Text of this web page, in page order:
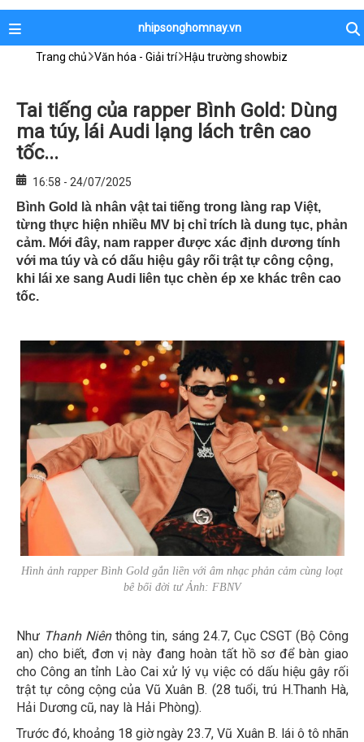
nhipsonghomnay.vn
Trang chủ Văn hóa - Giải trí Hậu trường showbiz
Tai tiếng của rapper Bình Gold: Dùng
ma túy, lái Audi lạng lách trên cao
tốc...
16:58 - 24/07/2025
Bình Gold là nhân vật tai tiếng trong làng rap Việt,
từng thực hiện nhiều MV bị chỉ trích là dung tục, phản
cảm. Mới đây, nam rapper được xác định dương tính
với ma túy và có dấu hiệu gây rối trật tự công cộng,
khi lái xe sang Audi liên tục chèn ép xe khác trên cao
tốc.
Hình ảnh rapper Bình Gold gắn liền với âm nhạc phản cảm cùng loạt
bê bối đời tư Ảnh: FBNV
Như Thanh Niênthông tin, sáng 24.7, Cục CSGT (Bộ Công
an) cho biết, đơn vị này đang hoàn tất hồ sơ để bàn giao
cho Công an tỉnh Lào Cai xử lý vụ việc có dấu hiệu gây rối
trật tự công cộng của Vũ Xuân B. (28 tuổi, trú H.Thanh Hà,
Hải Dương cũ, nay là Hải Phòng).
Trước đó, khoảng 18 giờ ngày 23.7, Vũ Xuân B. lái ô tô nhãn